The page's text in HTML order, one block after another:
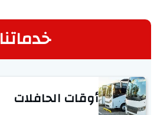
خدماتنا
أوقات الحافلات